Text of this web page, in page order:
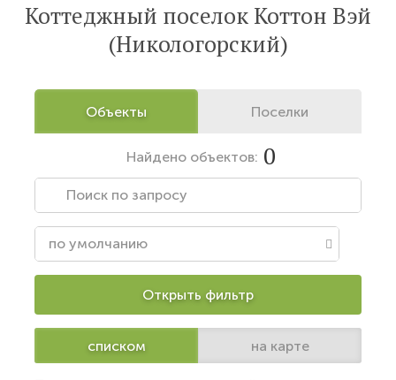
Коттеджный поселок Коттон Вэй
(Никологорский)
Объекты Поселки
Найденообъектов: 0
Открыть фильтр
списком на карте